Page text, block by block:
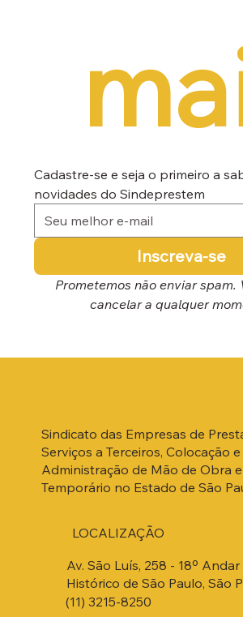
Cadastre-se e seja o primeiro a
novidades do Sindeprestem
Inscreva-se
Prometemos não enviar spam.
cancelar a qualquer
Sindicato das Empresas de
Serviços a Terceiros, Colocação e
Administração de Mão de Obra
Temporário no Estado de São
Av. São Luís, 258 - 18º
Histórico de São Paulo, São
(11) 3215-8250
LOCALIZAÇÃO